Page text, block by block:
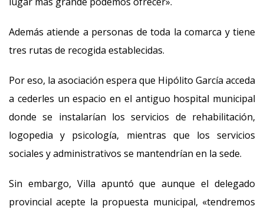
Además atiende a personas de toda la comarca y tiene
tres rutas de recogida establecidas.
Por eso, la asociación espera que Hipólito García acceda
a cederles un espacio en el antiguo hospital municipal
donde se instalarían los servicios de rehabilitación,
logopedia y psicología, mientras que los servicios
sociales y administrativos se mantendrían en la sede.
Sin embargo, Villa apuntó que aunque el delegado
provincial acepte la propuesta municipal, «tendremos